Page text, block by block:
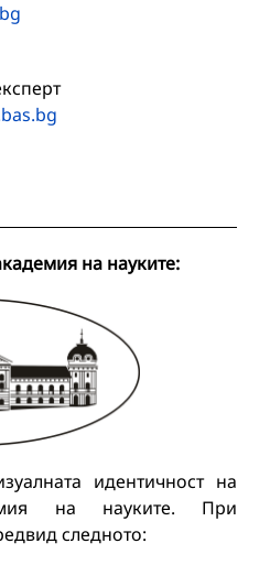
на науките:
идентичност на
на науките. При
следното: